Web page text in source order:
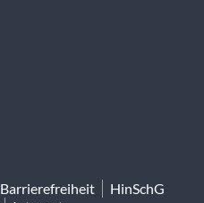
Barrierefreiheit
HinSchG